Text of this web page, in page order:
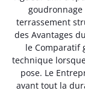
terrassement
des Avantages
le Comparatif
technique
pose. Le
avant tout la